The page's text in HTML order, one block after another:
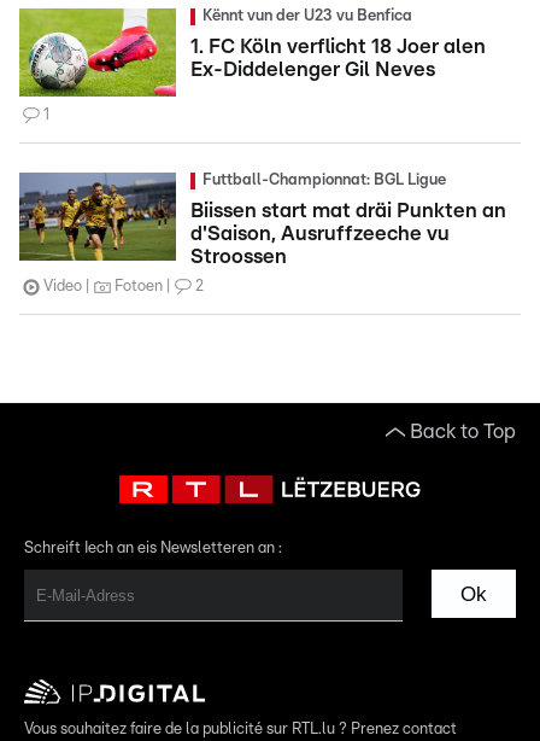
Kënnt vun der U23 vu Benfica
1. FC Köln verflicht 18 Joer alen
Ex-Diddelenger Gil Neves
1
Futtball-Championnat: BGL Ligue
Biissen start mat dräi Punkten an
d'Saison, Ausruffzeeche vu
Stroossen
Video Fotoen 2
Back to Top
Schreift Iech an eis Newsletteren an :
Ok
Vous souhaitez faire de la publicité sur RTL.lu ? Prenez contact